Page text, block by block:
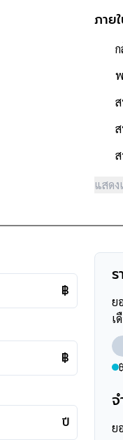
ำนวนรวม 1,600 หลัง
ชนนี ,ถนนพุทธมณฑลสาย
ภาย
แสดง
฿
฿
ปี
ย
เ
ย